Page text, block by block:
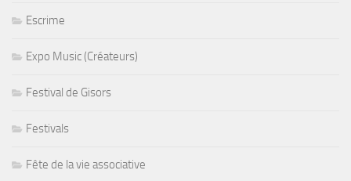
Escrime
Expo Music (Créateurs)
Festival de Gisors
Festivals
Fête de la vie associative